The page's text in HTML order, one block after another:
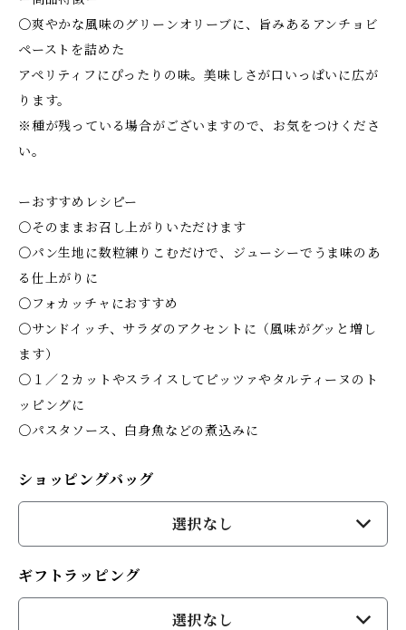
〇爽やかな風味のグリーンオリーブに、旨みあるアンチョビ
ペーストを詰めた
アペリティフにぴったりの味。美味しさが口いっぱいに広が
ります。
※種が残っている場合がございますので、お気をつけくださ
い。
ーおすすめレシピー
〇そのままお召し上がりいただけます
〇パン生地に数粒練りこむだけで、ジューシーでうま味のあ
る仕上がりに
〇フォカッチャにおすすめ
〇サンドイッチ、サラダのアクセントに（風味がグッと増し
ます）
〇１／２カットやスライスしてピッツァやタルティーヌのト
ッピングに
〇パスタソース、白身魚などの煮込みに
ショッピングバッグ
選択なし
ギフトラッピング
選択なし